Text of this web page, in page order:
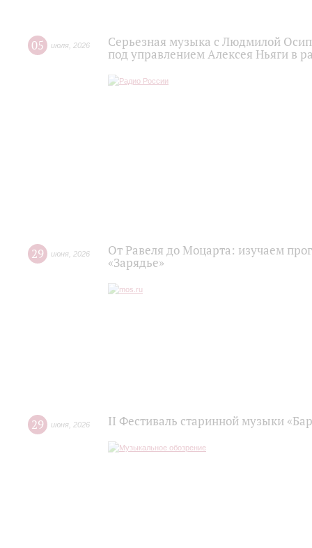
05 июля 2026
Серьезная музыка с Людмилой
под управлением Алексея Ньяги в
29 июня 2026
От Равеля до Моцарта: изучаем
«Зарядье»
29 июня 2026 II Фестиваль старинной музыки